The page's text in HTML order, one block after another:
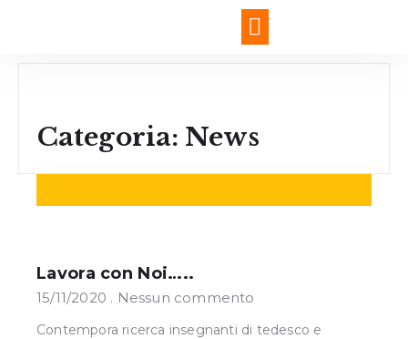
Categoria: News
Lavora con Noi…..
15/11/2020 Nessun commento
Contempora ricerca insegnanti di tedesco e